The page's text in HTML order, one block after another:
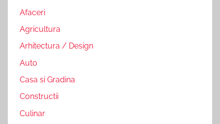
Afaceri
Agricultura
Arhitectura / Design
Auto
Casa si Gradina
Constructii
Culinar